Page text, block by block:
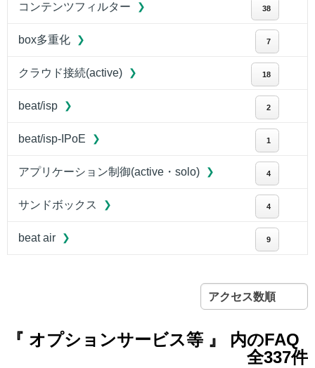
コンテンツフィルター 38
box多重化 7
クラウド接続(active) 18
beat/isp 2
beat/isp-IPoE 1
アプリケーション制御(active・solo) 4
サンドボックス 4
beat air 9
アクセス数順
『 オプションサービス等 』 内のFAQ
全337件